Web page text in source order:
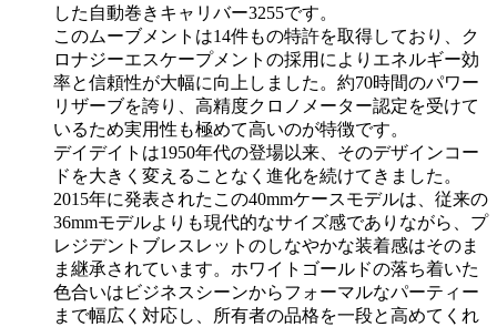
した自動巻きキャリバー3255です。
このムーブメントは14件もの特許を取得しており、ク
ロナジーエスケープメントの採用によりエネルギー効
率と信頼性が大幅に向上しました。約70時間のパワー
リザーブを誇り、高精度クロノメーター認定を受けて
いるため実用性も極めて高いのが特徴です。
デイデイトは1950年代の登場以来、そのデザインコー
ドを大きく変えることなく進化を続けてきました。
2015年に発表されたこの40mmケースモデルは、従来の
36mmモデルよりも現代的なサイズ感でありながら、プ
レジデントブレスレットのしなやかな装着感はそのま
ま継承されています。ホワイトゴールドの落ち着いた
色合いはビジネスシーンからフォーマルなパーティー
まで幅広く対応し、所有者の品格を一段と高めてくれ